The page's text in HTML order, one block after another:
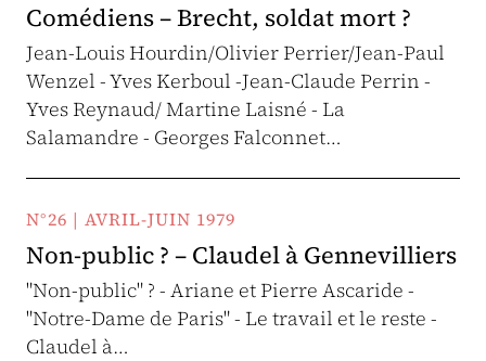
Comédiens – Brecht, soldat mort ?
Jean-Louis Hourdin/Olivier Perrier/Jean-Paul
Wenzel - Yves Kerboul -Jean-Claude Perrin -
Yves Reynaud/ Martine Laisné - La
Salamandre - Georges Falconnet…
N°26 | AVRIL-JUIN 1979
Non-public ? – Claudel à Gennevilliers
"Non-public" ? - Ariane et Pierre Ascaride -
"Notre-Dame de Paris" - Le travail et le reste -
Claudel à…